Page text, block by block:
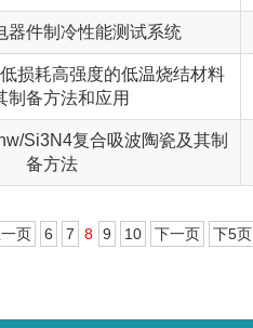
器件制冷性能测试系统
损耗高强度的低温烧结材料
制备方法和应用
Si3N4复合吸波陶瓷及其制
备方法
一页 6 7 8 9 10 下一页 下5页